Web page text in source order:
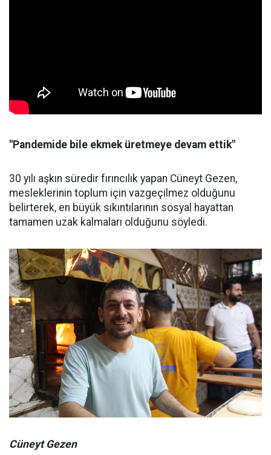
"Pandemide bile ekmek üretmeye devam ettik"
30 yılı aşkın süredir fırıncılık yapan Cüneyt Gezen,
mesleklerinin toplum için vazgeçilmez olduğunu
belirterek, en büyük sıkıntılarının sosyal hayattan
tamamen uzak kalmaları olduğunu söyledi.
Cüneyt Gezen